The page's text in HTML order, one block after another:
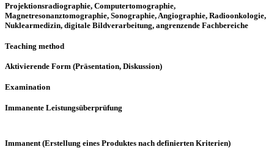
Projektionsradiographie, Computertomographie,
Magnetresonanztomographie, Sonographie, Angiographie, Radioonkologie,
Nuklearmedizin, digitale Bildverarbeitung, angrenzende Fachbereiche
Teaching method
Aktivierende Form (Präsentation, Diskussion)
Examination
Immanente Leistungsüberprüfung
Immanent (Erstellung eines Produktes nach definierten Kriterien)